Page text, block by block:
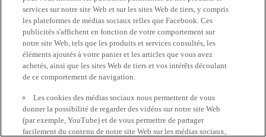
services sur notre site Web et sur les sites Web de tiers, y compris
les plateformes de médias sociaux telles que Facebook. Ces
publicités s'affichent en fonction de votre comportement sur
notre site Web, tels que les produits et services consultés, les
éléments ajoutés à votre panier et les articles que vous avez
achetés, ainsi que les sites Web de tiers et vos intérêts découlant
de ce comportement de navigation.
Les cookies des médias sociaux nous permettent de vous
donner la possibilité de regarder des vidéos sur notre site Web
(par exemple, YouTube) et de vous permettre de partager
facilement du contenu de notre site Web sur les médias sociaux,